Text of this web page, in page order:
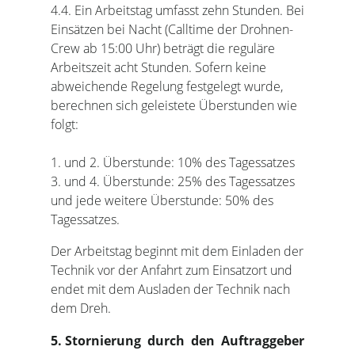
4.4. Ein Arbeitstag umfasst zehn Stunden. Bei
Einsätzen bei Nacht (Calltime der Drohnen-
Crew ab 15:00 Uhr) beträgt die reguläre
Arbeitszeit acht Stunden. Sofern keine
abweichende Regelung festgelegt wurde,
berechnen sich geleistete Überstunden wie
folgt:
1. und 2. Überstunde: 10% des Tagessatzes
3. und 4. Überstunde: 25% des Tagessatzes
und jede weitere Überstunde: 50% des
Tagessatzes.
Der Arbeitstag beginnt mit dem Einladen der
Technik vor der Anfahrt zum Einsatzort und
endet mit dem Ausladen der Technik nach
dem Dreh.
5. Stornierung durch den Auftraggeber